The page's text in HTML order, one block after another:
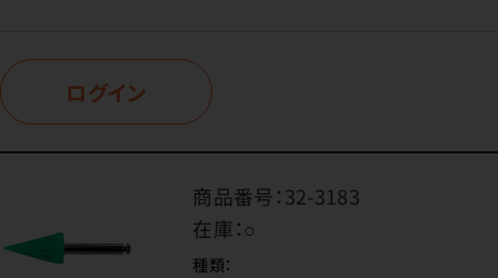
ログイン
商品番号：32-3183
在庫：○
種類：